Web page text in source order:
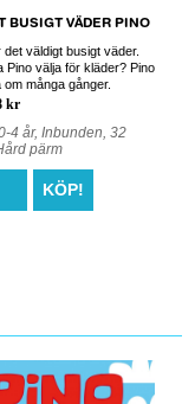
BUSIGT VÄDER PINO
det väldigt busigt väder.
Pino välja för kläder? Pino
om många gånger.
kr
4 år, Inbunden, 32
pärm
KÖP!